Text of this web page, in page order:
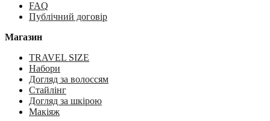
FAQ
Публічний договір
Магазин
TRAVEL SIZE
Набори
Догляд за волоссям
Стайлінг
Догляд за шкірою
Макіяж